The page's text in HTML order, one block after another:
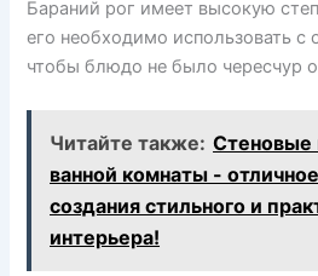
Бараний рог имеет высокую
его необходимо использовать с
чтобы блюдо не было чересчур
Читайте также: Стеновые
ванной комнаты -
создания стильного и
интерьера!